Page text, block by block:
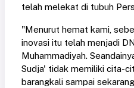
telah melekat di tubuh
"Menurut hemat kami,
inovasi itu telah menjadi
Muhammadiyah.
Sudja' tidak memiliki cita-
barangkali sampai